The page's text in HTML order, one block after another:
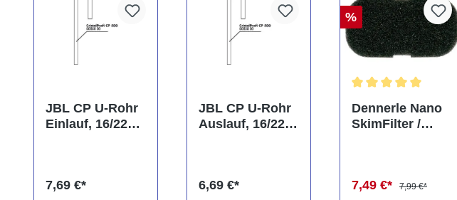
JBL CP U-Rohr
Einlauf, 16/22
7,69 €*
JBL CP U-Rohr
Auslauf, 16/22
6,69 €*
%
Dennerle Nano
SkimFilter /
7,49 €*
7,99 €*